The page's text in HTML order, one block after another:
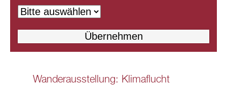
Wanderausstellung: Klimaflucht